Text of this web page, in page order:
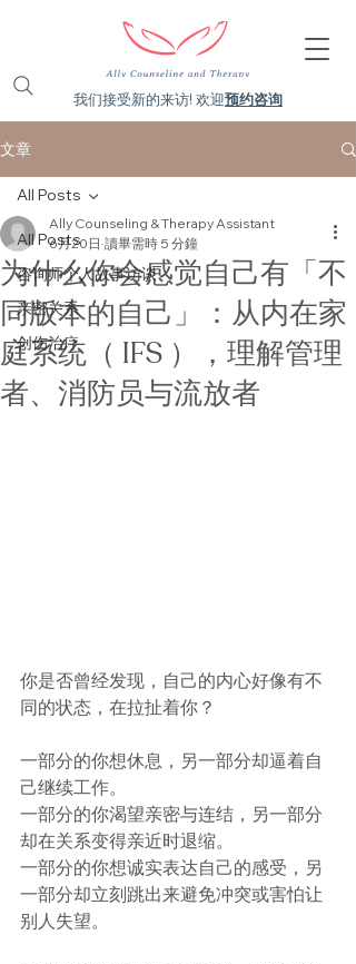
我们接受新的来访! 欢迎预约咨询
文章
All Posts
咨询师个人故事访谈
亲密关系
创伤治疗
All Posts
为什么你会感觉自己有「不
同版本的自己」：从内在家
庭系统（ IFS ），理解管理
者、消防员与流放者
Ally Counseling & Therapy Assistant
6月20日 讀畢需時 5 分鐘
你是否曾经发现，自己的内心好像有不
同的状态，在拉扯着你？
一部分的你想休息，另一部分却逼着自
己继续工作。
一部分的你渴望亲密与连结，另一部分
却在关系变得亲近时退缩。
一部分的你想诚实表达自己的感受，另
一部分却立刻跳出来避免冲突或害怕让
别人失望。